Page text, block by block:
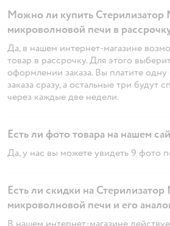
Можно ли купить Стерилизатор
микроволновой печи в
Да, в нашем интернет-магазине
товар в рассрочку. Для этого
оформлении заказа. Вы платите
заказа сразу, а остальные три будут
через каждые две недели.
Есть ли фото товара на нашем
Да, у нас вы можете увидеть 9 фото
Есть ли скидки на Стерилизатор
микроволновой печи и его
В нашем интернет-магазине